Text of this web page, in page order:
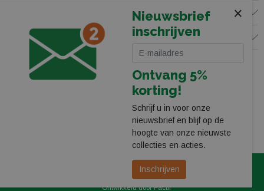
KLANTENSERVICE
VOLG ONS
×
Nieuwsbrief
inschrijven
Ontvang 5%
korting!
Schrijf u in voor onze
nieuwsbrief en blijf op de
hoogte van onze nieuwste
collecties en acties.
InschrijvenAlgemene Voorwaarden
Ontwikkeld door Factif